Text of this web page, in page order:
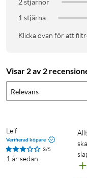
1 stjärna
Klicka ovan för att
Visar 2 av 2
Relevans
Leif
Verifierad köpare
3/5
1 år sedan
Allt är inte guld som glimmar. Fjädrarna som